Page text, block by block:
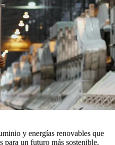
y energías renovables que
para un futuro más sostenible.